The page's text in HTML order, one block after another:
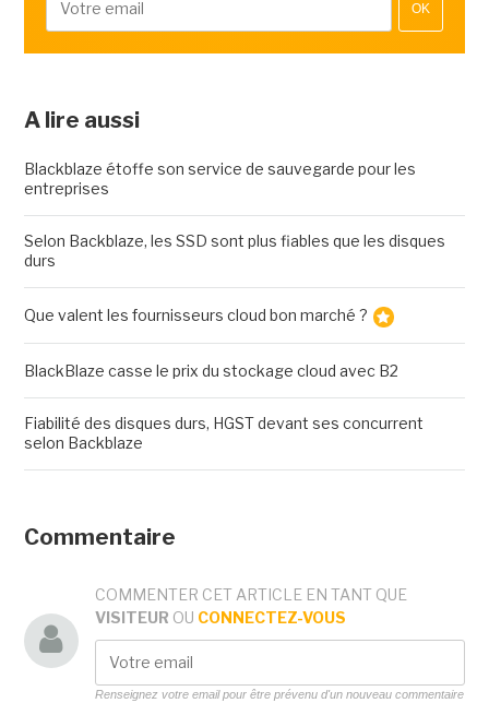
OK
A lire aussi
Blackblaze étoffe son service de sauvegarde pour les
entreprises
Selon Backblaze, les SSD sont plus fiables que les disques
durs
Que valent les fournisseurs cloud bon marché ?
BlackBlaze casse le prix du stockage cloud avec B2
Fiabilité des disques durs, HGST devant ses concurrent
selon Backblaze
Commentaire
COMMENTER CET ARTICLE EN TANT QUE
VISITEUR OU CONNECTEZ-VOUS
Renseignez votre email pour être prévenu d'un nouveau commentaire